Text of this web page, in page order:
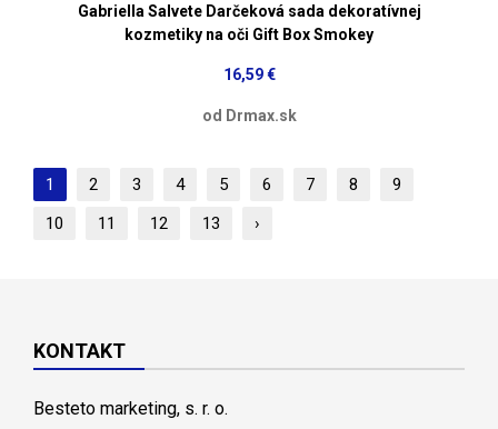
Gabriella Salvete Darčeková sada dekoratívnej
kozmetiky na oči Gift Box Smokey
16,59 €
od Drmax.sk
1 2 3 4 5 6 7 8
9
10
11 12 13 ›
KONTAKT
Besteto marketing, s. r. o.